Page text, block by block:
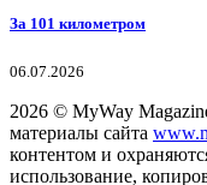
За 101 километром
06.07.2026
2026 © MyWay
материалы сайта
контентом и
использование,